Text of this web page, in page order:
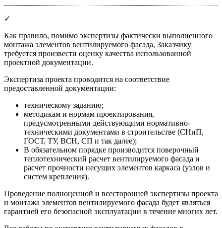
✓
Как правило, помимо экспертизы фактически выполненного
монтажа элементов вентилируемого фасада, Заказчику
требуется произвести оценку качества использованной
проектной документации.
Экспертиза проекта проводится на соответствие
предоставленной документации:
техническому заданию;
методикам и нормам проектирования,
предусмотренными действующими нормативно-
техническими документами в строительстве (СНиП,
ГОСТ, ТУ, ВСН, СП и так далее);
В обязательном порядке производится поверочный
теплотехнический расчет вентилируемого фасада и
расчет прочности несущих элементов каркаса (узлов и
систем крепления).
Проведение полноценной и всесторонней экспертизы проекта
и монтажа элементов вентилируемого фасада будет являться
гарантией его безопасной эксплуатации в течение многих лет.